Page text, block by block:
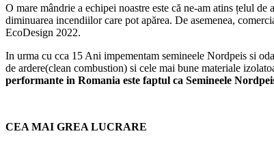
O mare mândrie a echipei noastre este că ne-am atins țelul
diminuarea incendiilor care pot apărea. De asemenea,
EcoDesign 2022.
In urma cu cca 15 Ani impementam semineele Nordpeis si
de ardere(clean combustion) si cele mai bune materiale
performante in Romania este faptul ca Semineele
CEA MAI GREA LUCRARE